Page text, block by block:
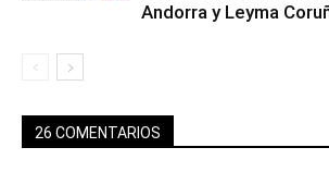
Andorra y Leyma
26 COMENTARIOS